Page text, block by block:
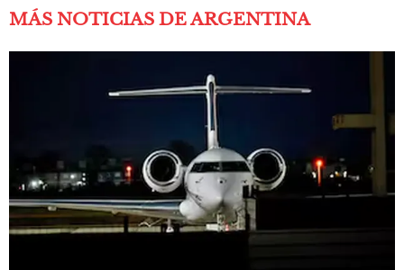
MÁS NOTICIAS DE ARGENTINA